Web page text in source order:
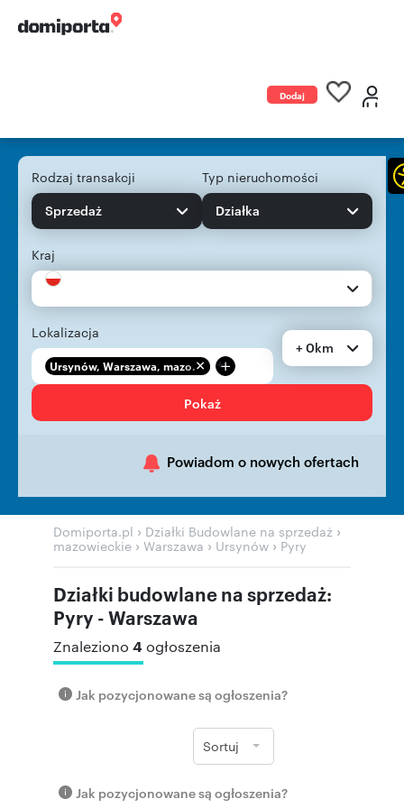
Dodaj
Rodzaj transakcji
Sprzedaż
Typ nieruchomości
Działka
Kraj
Lokalizacja
Ursynów, Warszawa, mazo... +
+ 0km
Pokaż
Powiadom o nowych ofertach
Domiporta.pl › Działki Budowlane na sprzedaż ›
mazowieckie › Warszawa › Ursynów › Pyry
Działki budowlane na sprzedaż:
Pyry - Warszawa
Znaleziono 4ogłoszenia
Jak pozycjonowane są ogłoszenia?
Sortuj
Jak pozycjonowane są ogłoszenia?